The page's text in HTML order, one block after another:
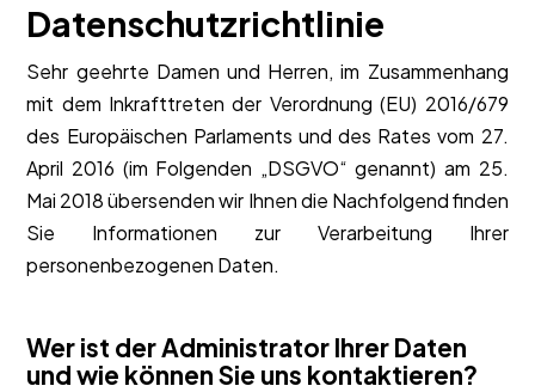
Datenschutzrichtlinie
Sehr geehrte Damen und Herren, im Zusammenhang
mit dem Inkrafttreten der Verordnung (EU) 2016/679
des Europäischen Parlaments und des Rates vom 27.
April 2016 (im Folgenden „DSGVO“ genannt) am 25.
Mai 2018 übersenden wir Ihnen die Nachfolgend finden
Sie Informationen zur Verarbeitung Ihrer
personenbezogenen Daten.
Wer ist der Administrator Ihrer Daten
und wie können Sie uns kontaktieren?